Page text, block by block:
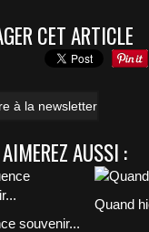
CET ARTICLE
à la newsletter
AUSSI :
souvenir...
Quand